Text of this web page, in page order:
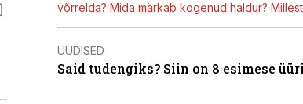
võrrelda? Mida märkab kogenud haldur?
UUDISED
Said tudengiks? Siin on 8 esimese